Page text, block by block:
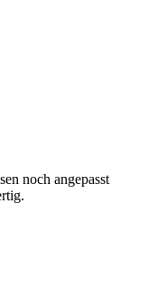
noch angepasst